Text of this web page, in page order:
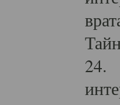
24.